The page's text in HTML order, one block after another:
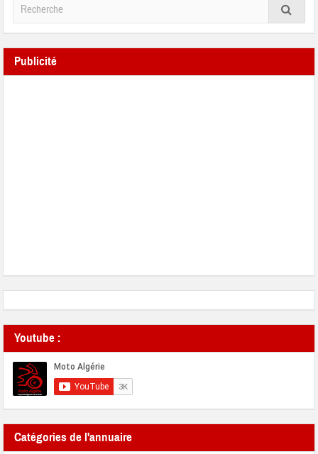
Publicité
Youtube :
Catégories de l'annuaire